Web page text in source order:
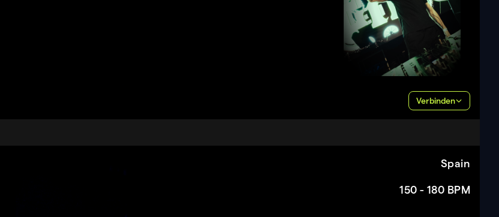
Verbinden
Spain
150 - 180 BPM